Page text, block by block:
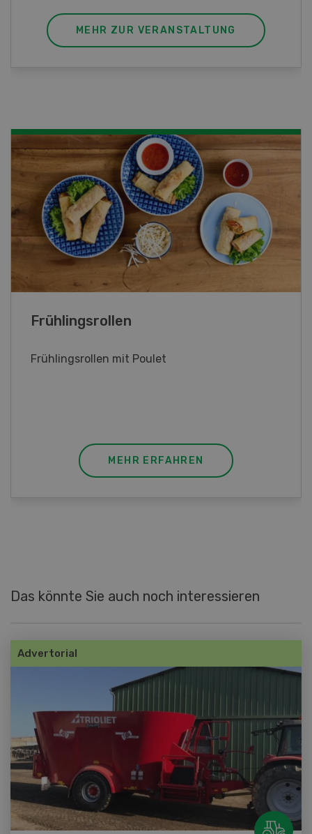
MEHR ZUR VERANSTALTUNG
Poulet mit Spinat-Dörrtomaten-
MEHR ERFAHREN
Das könnte Sie auch noch interessieren
Advertorial